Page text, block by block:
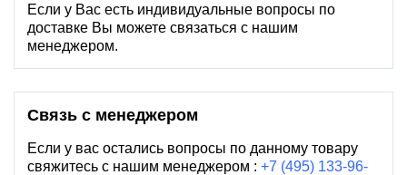
Если у Вас есть индивидуальные вопросы по
доставке Вы можете связаться с нашим
менеджером.
Связь с менеджером
Если у вас остались вопросы по данному товару
свяжитесь с нашим менеджером : +7 (495) 133-96-